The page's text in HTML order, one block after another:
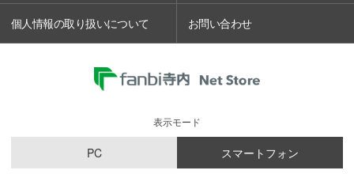
個人情報の取り扱いについて お問い合わせ
表示モード
PC スマートフォン